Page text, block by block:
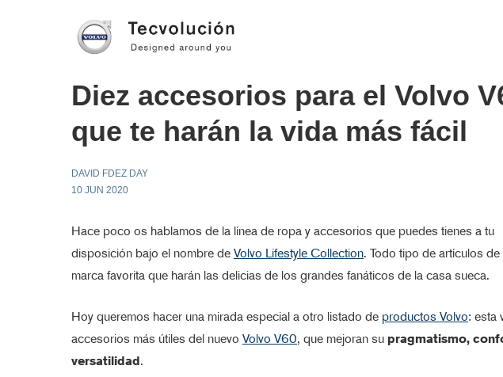
Diez accesorios para el Volvo
que te harán la vida más fácil
DAVID FDEZ DAY
10 JUN 2020
Hace poco os hablamos de la línea de ropa y accesorios que puedes tienes a tu
disposición bajo el nombre de Volvo Lifestyle Collection. Todo tipo de artículos de
marca favorita que harán las delicias de los grandes fanáticos de la casa sueca.
Hoy queremos hacer una mirada especial a otro listado de productos Volvo: esta
accesorios más útiles del nuevo Volvo V60, que mejoran su pragmatismo,
versatilidad.